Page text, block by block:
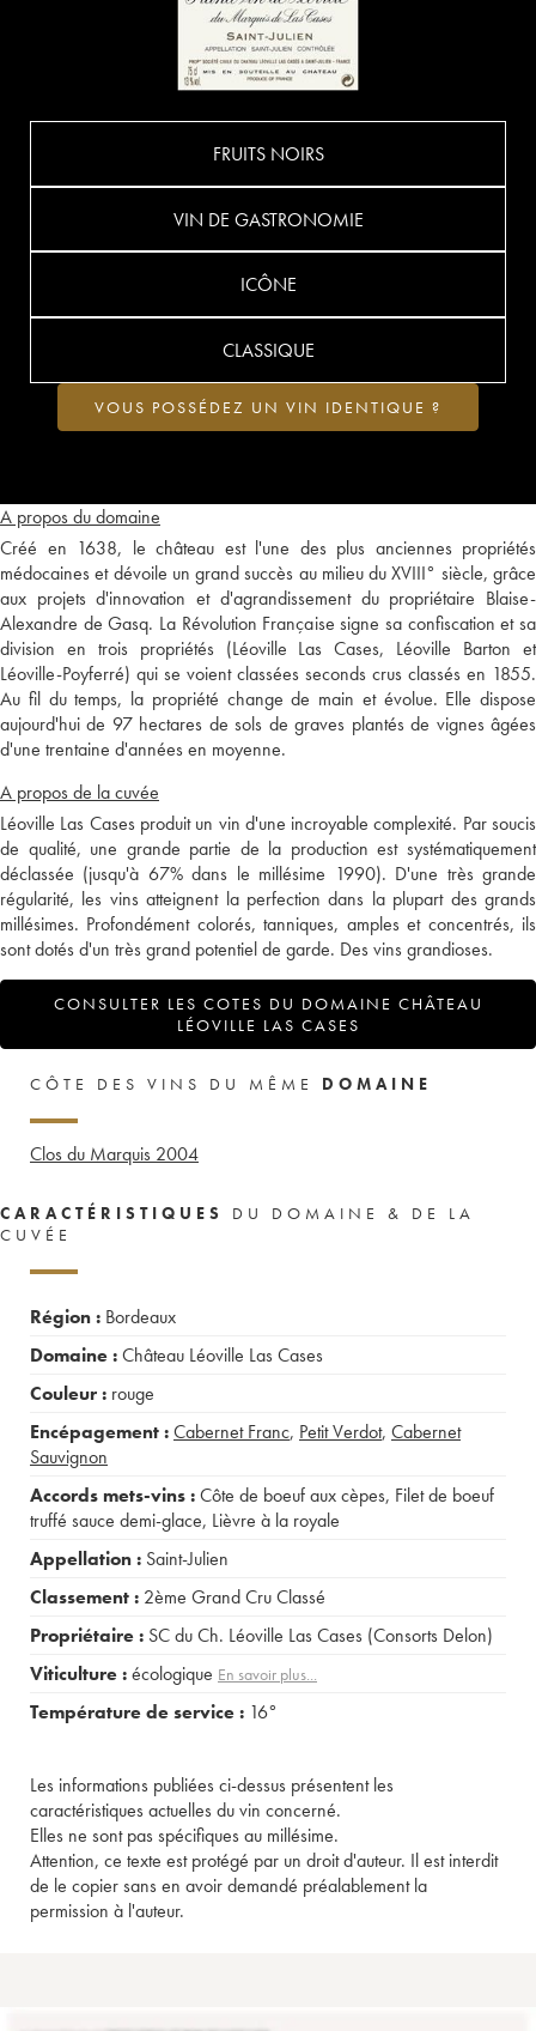
A propos du domaine
Créé en 1638, le château est l'une des plus anciennes propriétés
médocaines et dévoile un grand succès au milieu du XVIII° siècle, grâce
aux projets d'innovation et d'agrandissement du propriétaire Blaise-
Alexandre de Gasq. La Révolution Française signe sa confiscation et sa
division en trois propriétés (Léoville Las Cases, Léoville Barton et
Léoville-Poyferré) qui se voient classées seconds crus classés en 1855.
Au fil du temps, la propriété change de main et évolue. Elle dispose
aujourd'hui de 97 hectares de sols de graves plantés de vignes âgées
d'une trentaine d'années en moyenne.
A propos de la cuvée
Léoville Las Cases produit un vin d'une incroyable complexité. Par soucis
de qualité, une grande partie de la production est systématiquement
déclassée (jusqu'à 67% dans le millésime 1990). D'une très grande
régularité, les vins atteignent la perfection dans la plupart des grands
millésimes. Profondément colorés, tanniques, amples et concentrés, ils
sont dotés d'un très grand potentiel de garde. Des vins grandioses.
CONSULTER LES COTES DU DOMAINE CHÂTEAU
LÉOVILLE LAS CASES
FRUITS NOIRS
VIN DE GASTRONOMIE
ICÔNE
CLASSIQUE
VOUS POSSÉDEZ UN VIN IDENTIQUE ?
CÔTE DES VINS DU MÊME DOMAINE
Clos du Marquis 2004
CARACTÉRISTIQUES
DU DOMAINE & DE LA
CUVÉE
Région : Bordeaux
Domaine :Château Léoville Las Cases
Couleur : rouge
Encépagement :Cabernet Franc, Petit Verdot, Cabernet
Sauvignon
Accords mets-vins :Côte de boeuf aux cèpes, Filet de boeuf
truffé sauce demi-glace, Lièvre à la royale
Appellation : Saint-Julien
Classement : 2ème Grand Cru Classé
Propriétaire : SC du Ch. Léoville Las Cases (Consorts Delon)
Viticulture :écologique En savoir plus...
Température de service : 16°
Les informations publiées ci-dessus présentent les
caractéristiques actuelles du vin concerné.
Elles ne sont pas spécifiques au millésime.
Attention, ce texte est protégé par un droit d'auteur. Il est interdit
de le copier sans en avoir demandé préalablement la
permission à l'auteur.